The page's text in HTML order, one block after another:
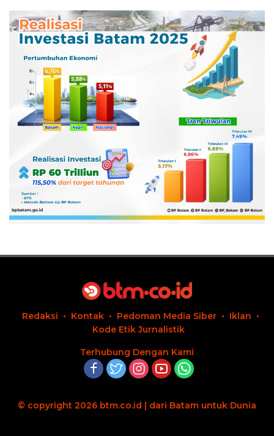
Redaksi Kontak Pedoman Media Siber
Iklan
Kode Etik Jurnalistik
Terhubung Dengan Kami
© copyright 2026 btm.co.id | dari Batam untuk Dunia